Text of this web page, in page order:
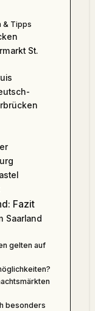
& Tipps
St.
Fazit
Saarland
gelten auf
besonders